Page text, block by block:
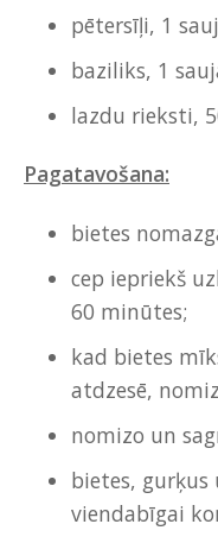
pētersīļi, 1
baziliks, 1
lazdu rieksti,
Pagatavošana:
bietes
cep iepriekš
60 minūtes;
kad bietes
atdzesē,
nomizo un
bietes, gurķus
viendabīgai